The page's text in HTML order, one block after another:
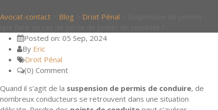
Avocat-contact Blog Droit Pénal
Posted on: 05 Sep, 2024
By Eric
Droit Pénal
(0) Comment
Quand il s’agit de la suspension de permis de conduire, de
nombreux conducteurs se retrouvent dans une situation